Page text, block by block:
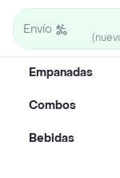
Envío
Empanadas
Combos
Bebidas